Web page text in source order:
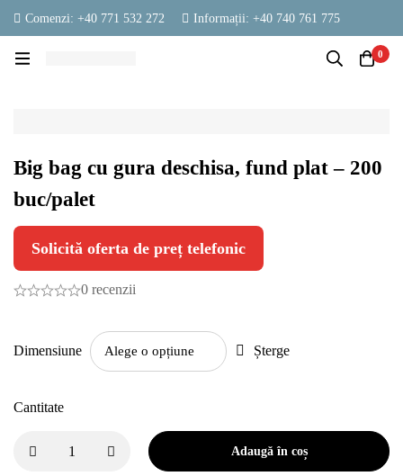
Comenzi: +40 771 532 272
Informații: +40 740 761 775
Sâmbătă: 06:00 - 13:00
0
Big bag cu gura deschisa, fund plat – 200
buc/palet
Solicită oferta de preț telefonic
0 recenzii
Dimensiune Șterge
Cantitate
Adaugă în coș